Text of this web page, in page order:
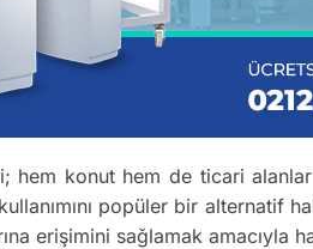
konut hem de ticari
popüler bir alternatif
erişimini sağlamak amacıyla